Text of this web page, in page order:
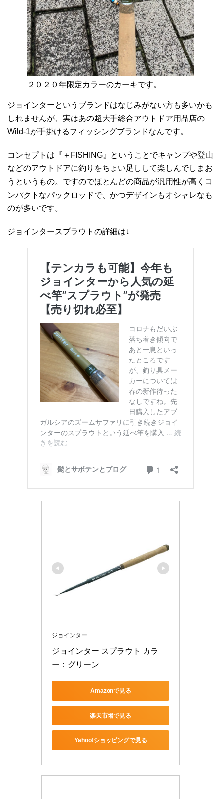
２０２０年限定カラーのカーキです。
ジョインターというブランドはなじみがない方も多いかも
しれませんが、実はあの超大手総合アウトドア用品店の
Wild-1が手掛けるフィッシングブランドなんです。
コンセプトは『＋FISHING』ということでキャンプや登山
などのアウトドアに釣りをちょい足しして楽しんでしまお
うというもの。ですのでほとんどの商品が汎用性が高くコ
ンパクトなパックロッドで、かつデザインもオシャレなも
のが多いです。
ジョインタースプラウトの詳細は↓
ジョインター
ジョインター スプラウト カラ
ー：グリーン
Amazonで見る
楽天市場で見る
Yahoo!ショッピングで見る